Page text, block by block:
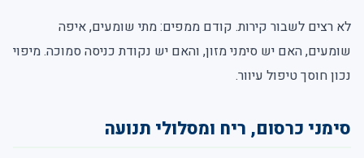
לא רצים לשבור קירות. קודם ממפים: מתי שומעים, איפה
שומעים, האם יש סימני מזון, והאם יש נקודת כניסה סמוכה. מיפוי
נכון חוסך טיפול עיוור.
סימני כרסום, ריח ומסלולי תנועה